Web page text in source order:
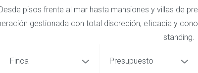
pisos frente al mar hasta mansiones y villas de
gestionada con total discreción, eficacia y
standing.
Finca Presupuesto